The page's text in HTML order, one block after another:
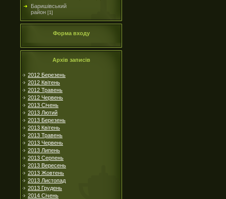
Баришівський
район [1]
Форма входу
Архів записів
2012 Березень
2012 Квітень
2012 Травень
2012 Червень
2013 Січень
2013 Лютий
2013 Березень
2013 Квітень
2013 Травень
2013 Червень
2013 Липень
2013 Серпень
2013 Вересень
2013 Жовтень
2013 Листопад
2013 Грудень
2014 Січень